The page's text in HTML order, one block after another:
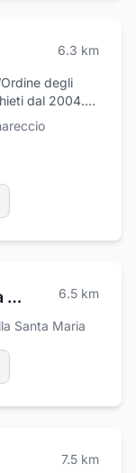
6.3 km
degli
dal 2004.
negli anni, è in
catastali,
pratiche per
dei lavori,
per
centrali
ed
Stanziani / Tieri Arreda di Tieri Elias 6.5 km
Santa Maria
7.5 km